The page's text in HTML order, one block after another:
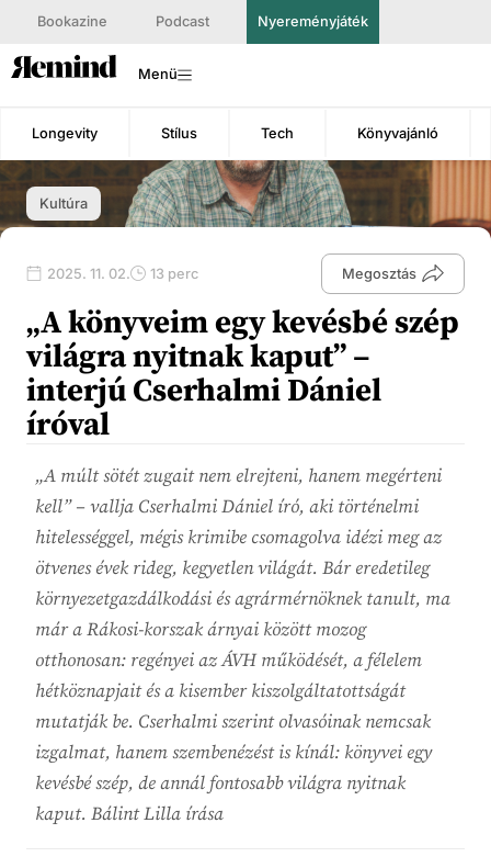
Bookazine Podcast Nyereményjáték
Menü
Longevity Stílus Tech Könyvajánló
Kultúra
2025. 11. 02. 13 perc Megosztás
„A könyveim egy kevésbé szép
világra nyitnak kaput” –
interjú Cserhalmi Dániel
íróval
„A múlt sötét zugait nem elrejteni, hanem megérteni
kell” – vallja Cserhalmi Dániel író, aki történelmi
hitelességgel, mégis krimibe csomagolva idézi meg az
ötvenes évek rideg, kegyetlen világát. Bár eredetileg
környezetgazdálkodási és agrármérnöknek tanult, ma
már a Rákosi-korszak árnyai között mozog
otthonosan: regényei az ÁVH működését, a félelem
hétköznapjait és a kisember kiszolgáltatottságát
mutatják be. Cserhalmi szerint olvasóinak nemcsak
izgalmat, hanem szembenézést is kínál: könyvei egy
kevésbé szép, de annál fontosabb világra nyitnak
kaput. Bálint Lilla írása